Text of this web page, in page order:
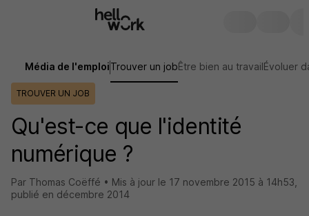
Média de l'emploiTrouver un jobÊtre bien au travailÉvoluer
TROUVER UN JOB
Qu'est-ce que l'identité
numérique ?
Par Thomas Coëffé • Mis à jour le 17 novembre 2015 à 14h53
publié en décembre 2014